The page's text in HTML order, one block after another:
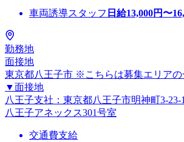
車両誘導スタッフ 日給13,000円〜
勤務地
面接地
東京都八王子市 ※こちらは募集エリアの
▼面接地
八王子支社：東京都八王子市明神町3-
八王子アネックス301号室
交通費支給